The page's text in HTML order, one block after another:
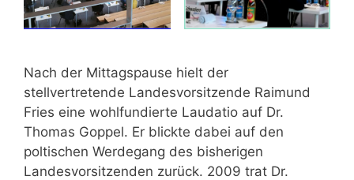
Nach der Mittagspause hielt der
stellvertretende Landesvorsitzende Raimund
Fries eine wohlfundierte Laudatio auf Dr.
Thomas Goppel. Er blickte dabei auf den
poltischen Werdegang des bisherigen
Landesvorsitzenden zurück. 2009 trat Dr.